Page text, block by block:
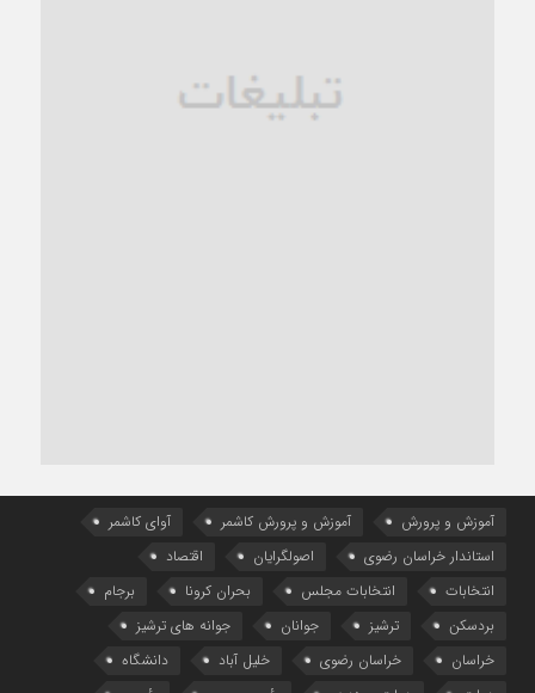
آموزش و پرورش آموزش و پرورش کاشمر
آوای کاشمر
استاندار خراسان رضوی
اصولگرایان
اقتصاد
انتخابات
انتخابات مجلس بحران کرونا
برجام
بردسکن
ترشیز جوانان
جوانه های ترشیز
خراسان
خراسان رضوی خلیل آباد
دانشگاه